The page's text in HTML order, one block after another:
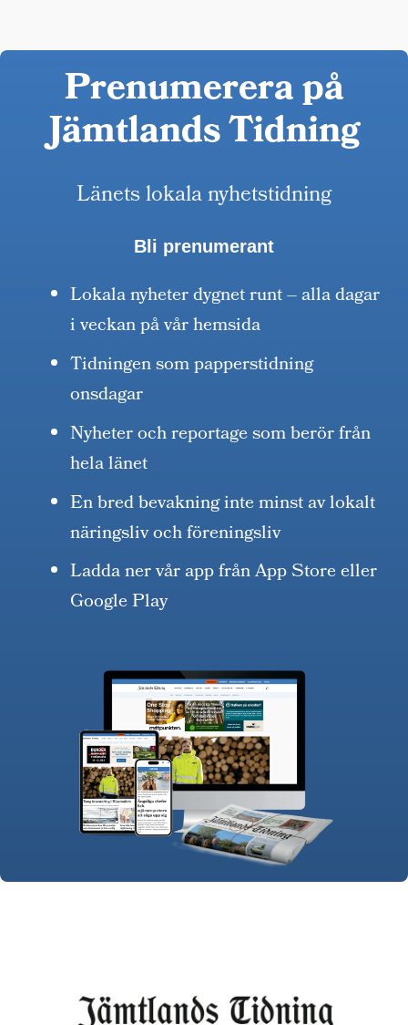
Prenumerera på
Jämtlands Tidning
Länets lokala nyhetstidning
Bli prenumerant
Lokala nyheter dygnet runt – alla dagar
i veckan på vår hemsida
Tidningen som papperstidning
onsdagar
Nyheter och reportage som berör från
hela länet
En bred bevakning inte minst av lokalt
näringsliv och föreningsliv
Ladda ner vår app från App Store eller
Google Play